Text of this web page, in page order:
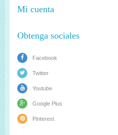
Mi cuenta
Obtenga sociales
Facebook
Twitter
Youtube
Google Plus
Pinterest